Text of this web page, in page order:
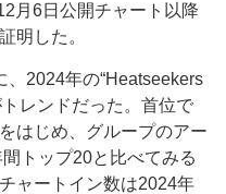
月6日公開チャート以降
明した。
2024年の“Heatseekers
レンドだった。首位で
はじめ、グループのアー
トップ20と比べてみる
ャートイン数は2024年